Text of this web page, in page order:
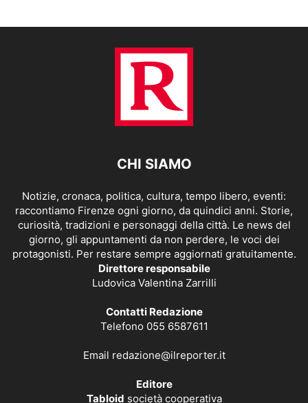
CHI SIAMO
Notizie, cronaca, politica, cultura, tempo libero, eventi:
raccontiamo Firenze ogni giorno, da quindici anni. Storie,
curiosità, tradizioni e personaggi della città. Le news del
giorno, gli appuntamenti da non perdere, le voci dei
protagonisti. Per restare sempre aggiornati gratuitamente.
Direttore responsabile
Ludovica Valentina Zarrilli
Contatti Redazione
Telefono 055 6587611
Email redazione@ilreporter.it
Editore
Tabloid società cooperativa